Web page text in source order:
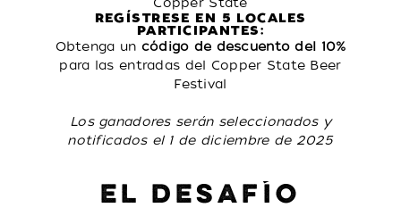
REGÍSTRESE EN 5 LOCALES
PARTICIPANTES:
Obtenga un código de descuento del 10%
para las entradas del Copper State Beer
Festival
Los ganadores serán seleccionados y
notificados el 1 de diciembre de 2025
EL DESAFÍO